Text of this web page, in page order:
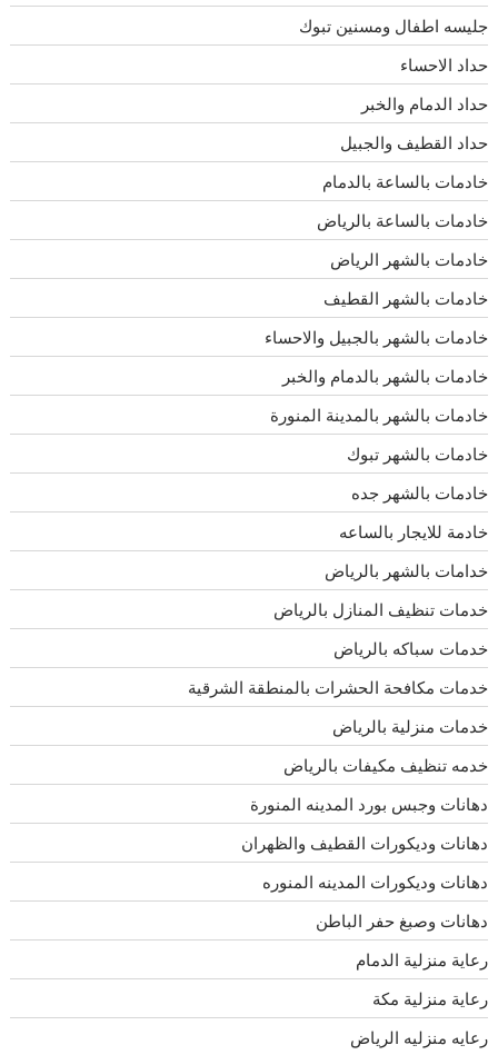
جليسه اطفال ومسنين تبوك
حداد الاحساء
حداد الدمام والخبر
حداد القطيف والجبيل
خادمات بالساعة بالدمام
خادمات بالساعة بالرياض
خادمات بالشهر الرياض
خادمات بالشهر القطيف
خادمات بالشهر بالجبيل والاحساء
خادمات بالشهر بالدمام والخبر
خادمات بالشهر بالمدينة المنورة
خادمات بالشهر تبوك
خادمات بالشهر جده
خادمة للايجار بالساعه
خدامات بالشهر بالرياض
خدمات تنظيف المنازل بالرياض
خدمات سباكه بالرياض
خدمات مكافحة الحشرات بالمنطقة الشرقية
خدمات منزلية بالرياض
خدمه تنظيف مكيفات بالرياض
دهانات وجبس بورد المدينه المنورة
دهانات وديكورات القطيف والظهران
دهانات وديكورات المدينه المنوره
دهانات وصبغ حفر الباطن
رعاية منزلية الدمام
رعاية منزلية مكة
رعايه منزليه الرياض